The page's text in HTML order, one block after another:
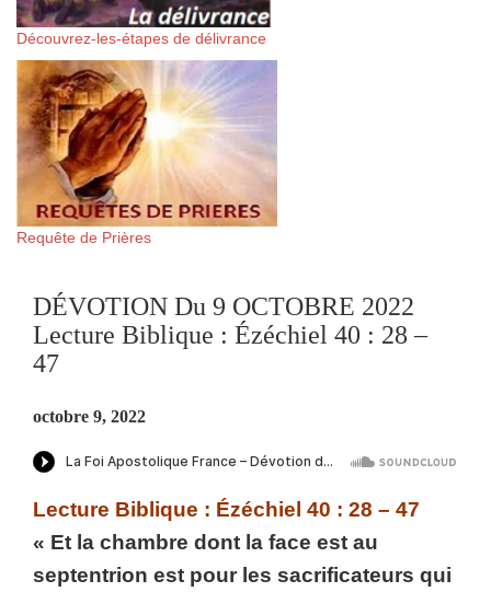
Découvrez-les-étapes de délivrance
Requête de Prières
DÉVOTION Du 9 OCTOBRE 2022
Lecture Biblique : Ézéchiel 40 : 28 –
47
octobre 9, 2022
Lecture Biblique : Ézéchiel 40 : 28 – 47
« Et la chambre dont la face est au
septentrion est pour les sacrificateurs qui